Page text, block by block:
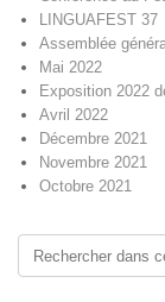
LINGUAFEST 37
Assemblée
Mai 2022
Exposition 2022
Avril 2022
Décembre 2021
Novembre 2021
Octobre 2021
Rechercher